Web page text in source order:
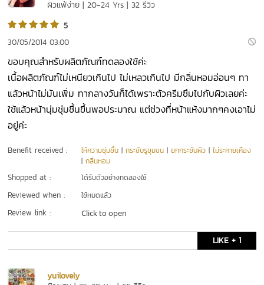
ผิวแพ้ง่าย | 20-24 Yrs | 32 รีวิว
5
30/05/2014 03:00
ขอบคุณสำหรับผลิตภัณฑ์ทดลองใช้ค่ะ
เนื้อผลิตภัณฑ์ไม่เหนียวเกินไป ไม่เหลวเกินไป มีกลิ่นหอมอ่อนๆ ทา
แล้วหน้าไม่มันเพิ่ม ทากลางวันก็ได้เพราะตัวครีมซึมไปกับผิวเลยค่ะ
ใช้แล้วหน้านุ่มชุ่มชื้นขึ้นพอประมาณ แต่ช่วงที่หน้าแห้งมากๆคงเอาไม่
อยู่ค่ะ
Benefit received : ให้ความชุ่มชื้น |กระชับรูขุมขน |ยกกระชับผิว |ไม่ระคายเคือง
|กลิ่นหอม
Shopped at : ได้รับตัวอย่างทดลองใช้
Reviewed when : ใช้หมดแล้ว
Review link : Click to open
LIKE + 1
yuilovely